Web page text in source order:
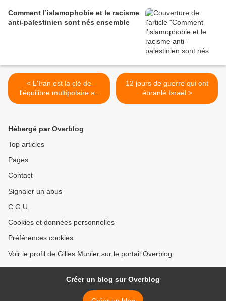
Comment l’islamophobie et le racisme
anti-palestinien sont nés ensemble
< L'Iran est la clé de
l'équilibre multipolaire au
Moyen-Orient
12 jours de guerre qui ont
ébranlé Israël >
Hébergé par Overblog
Top articles
Pages
Contact
Signaler un abus
C.G.U.
Cookies et données personnelles
Préférences cookies
Voir le profil de Gilles Munier sur le portail Overblog
Créer un blog sur Overblog